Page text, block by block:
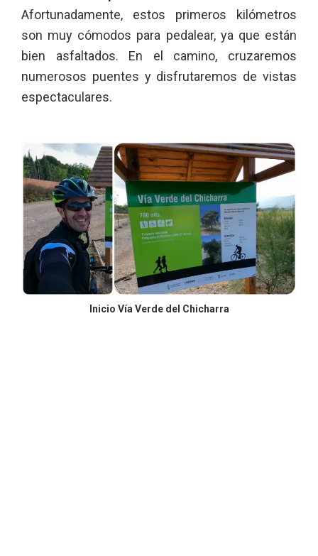
Afortunadamente, estos primeros kilómetros
son muy cómodos para pedalear, ya que están
bien asfaltados. En el camino, cruzaremos
numerosos puentes y disfrutaremos de vistas
espectaculares.
Inicio Vía Verde del Chicharra